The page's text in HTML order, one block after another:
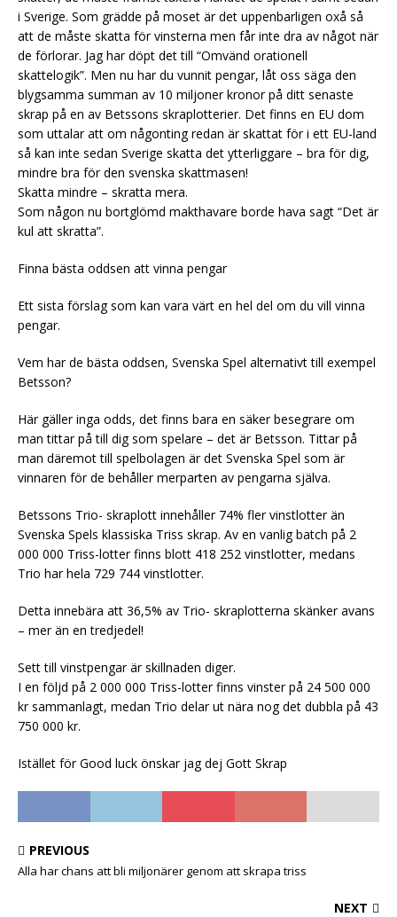
i Sverige. Som grädde på moset är det uppenbarligen oxå så
att de måste skatta för vinsterna men får inte dra av något när
de förlorar. Jag har döpt det till “Omvänd orationell
skattelogik”. Men nu har du vunnit pengar, låt oss säga den
blygsamma summan av 10 miljoner kronor på ditt senaste
skrap på en av Betssons skraplotterier. Det finns en EU dom
som uttalar att om någonting redan är skattat för i ett EU-land
så kan inte sedan Sverige skatta det ytterliggare – bra för dig,
mindre bra för den svenska skattmasen!
Skatta mindre – skratta mera.
Som någon nu bortglömd makthavare borde hava sagt “Det är
kul att skratta”.
Finna bästa oddsen att vinna pengar
Ett sista förslag som kan vara värt en hel del om du vill vinna
pengar.
Vem har de bästa oddsen, Svenska Spel alternativt till exempel
Betsson?
Här gäller inga odds, det finns bara en säker besegrare om
man tittar på till dig som spelare – det är Betsson. Tittar på
man däremot till spelbolagen är det Svenska Spel som är
vinnaren för de behåller merparten av pengarna själva.
Betssons Trio- skraplott innehåller 74% fler vinstlotter än
Svenska Spels klassiska Triss skrap. Av en vanlig batch på 2
000 000 Triss-lotter finns blott 418 252 vinstlotter, medans
Trio har hela 729 744 vinstlotter.
Detta innebära att 36,5% av Trio- skraplotterna skänker avans
– mer än en tredjedel!
Sett till vinstpengar är skillnaden diger.
I en följd på 2 000 000 Triss-lotter finns vinster på 24 500 000
kr sammanlagt, medan Trio delar ut nära nog det dubbla på 43
750 000 kr.
Istället för Good luck önskar jag dej Gott Skrap
PREVIOUS
Alla har chans att bli miljonärer genom att skrapa triss
NEXT